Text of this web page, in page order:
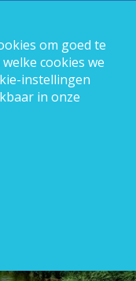
om goed te
cookies we
instellingen
in onze